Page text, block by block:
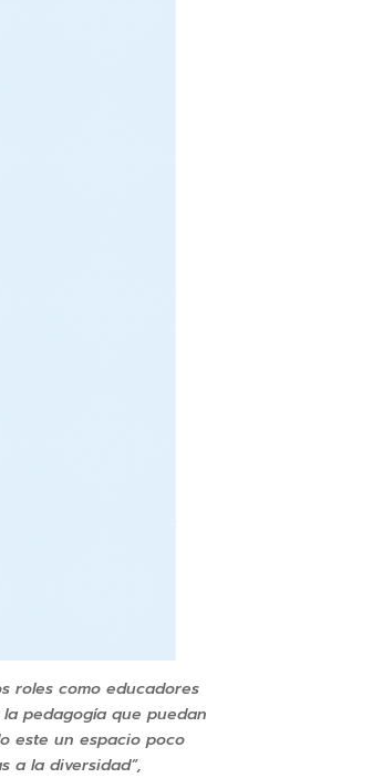
roles como educadores
pedagogía que puedan
este un espacio poco
a la diversidad”,